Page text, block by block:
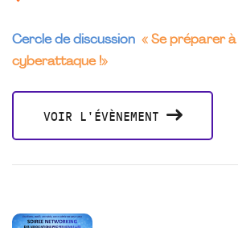
Cercle de discussion « Se préparer à
cyberattaque !»
VOIR L'ÉVÈNEMENT